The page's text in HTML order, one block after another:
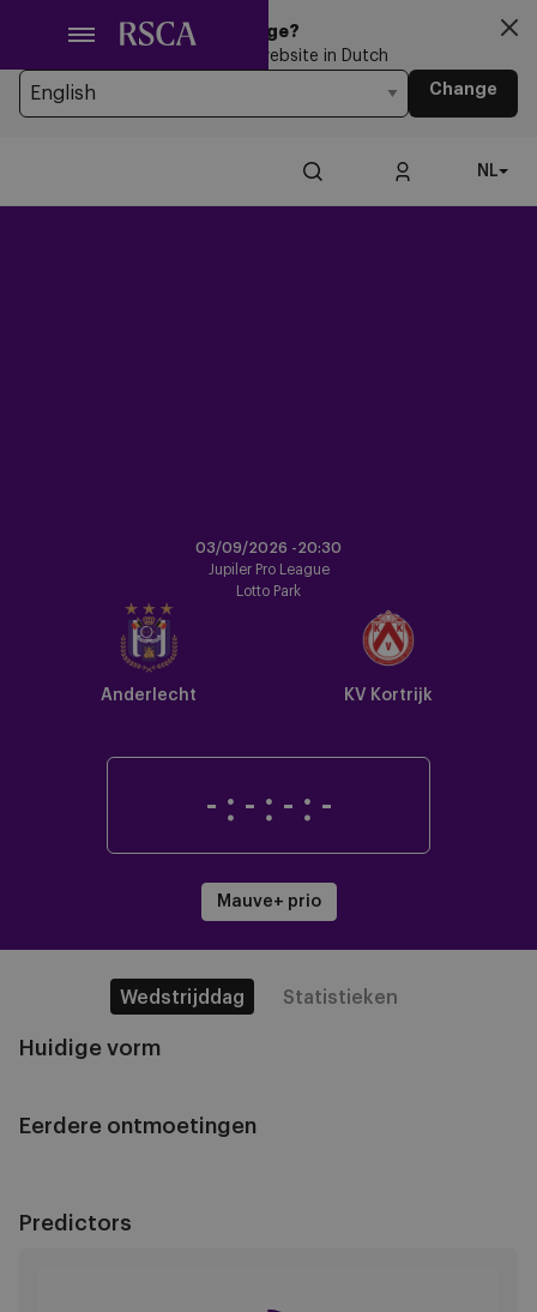
hoofdinhoud
Looking for another Language?
You’re currently browsing the website in Dutch
Change
NL
03/09/2026 -20:30
Jupiler Pro League
Lotto Park
Anderlecht KV Kortrijk
- : - : - : -
Mauve+ prio
Wedstrijddag Statistieken
Huidige vorm
Eerdere ontmoetingen
Predictors